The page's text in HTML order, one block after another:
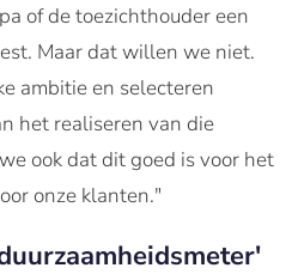
of de toezichthouder een
Maar dat willen we niet.
ambitie en selecteren
het realiseren van die
ook dat dit goed is voor het
onze klanten."